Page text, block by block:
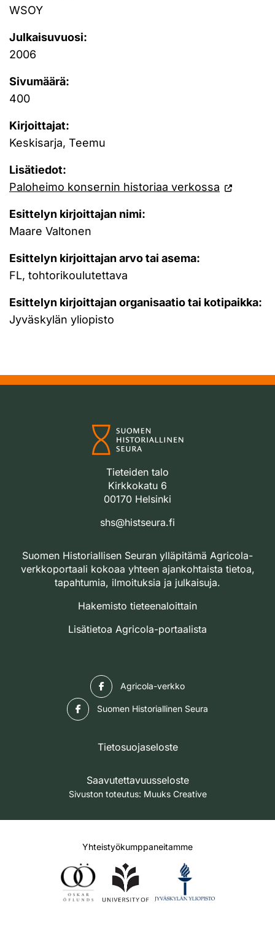
WSOY
Julkaisuvuosi:
2006
Sivumäärä:
400
Kirjoittajat:
Keskisarja, Teemu
Lisätiedot:
Paloheimo konsernin historiaa verkossa
Esittelyn kirjoittajan nimi:
Maare Valtonen
Esittelyn kirjoittajan arvo tai asema:
FL, tohtorikoulutettava
Esittelyn kirjoittajan organisaatio tai kotipaikka:
Jyväskylän yliopisto
Tieteiden talo
Kirkkokatu 6
00170 Helsinki
shs@histseura.fi
Suomen Historiallisen Seuran ylläpitämä Agricola-
verkkoportaali kokoaa yhteen ajankohtaista tietoa,
tapahtumia, ilmoituksia ja julkaisuja.
Hakemisto tieteenaloittain
Lisätietoa Agricola-portaalista
Agricola-verkko
Suomen Historiallinen Seura
Tietosuojaseloste
Saavutettavuusseloste
Sivuston toteutus: Muuks Creative
Yhteistyökumppaneitamme